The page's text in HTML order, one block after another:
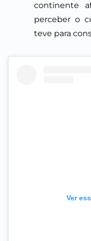
continente
perceber o
teve para
Ver